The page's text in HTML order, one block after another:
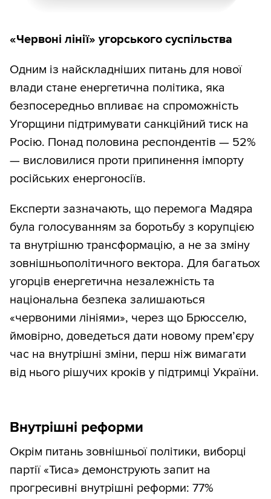
«Червоні лінії» угорського суспільства
Одним із найскладніших питань для нової
влади стане енергетична політика, яка
безпосередньо впливає на спроможність
Угорщини підтримувати санкційний тиск на
Росію. Понад половина респондентів — 52%
— висловилися проти припинення імпорту
російських енергоносіїв.
Експерти зазначають, що перемога Мадяра
була голосуванням за боротьбу з корупцією
та внутрішню трансформацію, а не за зміну
зовнішньополітичного вектора. Для багатьох
угорців енергетична незалежність та
національна безпека залишаються
«червоними лініями», через що Брюсселю,
ймовірно, доведеться дати новому прем’єру
час на внутрішні зміни, перш ніж вимагати
від нього рішучих кроків у підтримці України.
Внутрішні реформи
Окрім питань зовнішньої політики, виборці
партії «Тиса» демонструють запит на
прогресивні внутрішні реформи: 77%